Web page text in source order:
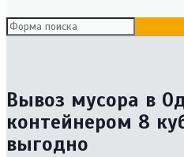
Вывоз мусора в
контейнером 8
выгодно